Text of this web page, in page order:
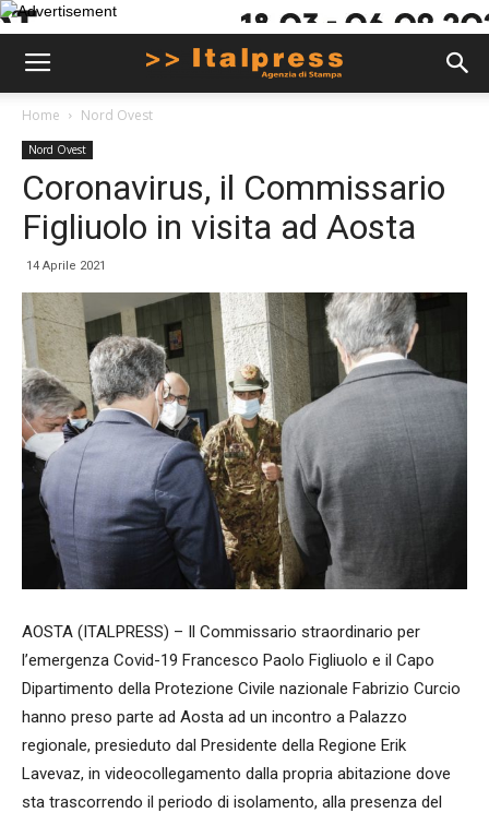
Home Nord Ovest
Nord Ovest
Coronavirus, il Commissario
Figliuolo in visita ad Aosta
14 Aprile 2021
AOSTA (ITALPRESS) – Il Commissario straordinario per
l’emergenza Covid-19 Francesco Paolo Figliuolo e il Capo
Dipartimento della Protezione Civile nazionale Fabrizio Curcio
hanno preso parte ad Aosta ad un incontro a Palazzo
regionale, presieduto dal Presidente della Regione Erik
Lavevaz, in videocollegamento dalla propria abitazione dove
sta trascorrendo il periodo di isolamento, alla presenza del